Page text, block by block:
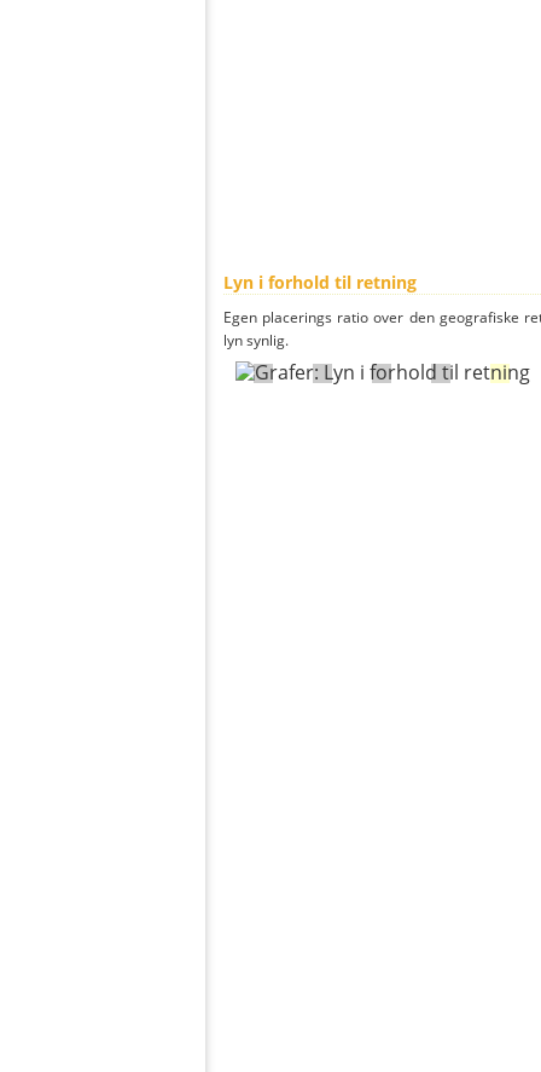
Lyn i forhold til retning
Egen placerings ratio over den geografiske
lyn synlig.